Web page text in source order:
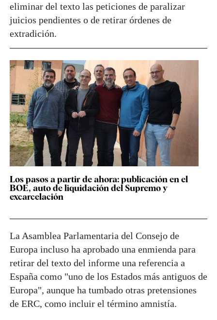
eliminar del texto las peticiones de paralizar
juicios pendientes o de retirar órdenes de
extradición.
Los pasos a partir de ahora: publicación en el
BOE, auto de liquidación del Supremo y
excarcelación
La Asamblea Parlamentaria del Consejo de
Europa incluso ha aprobado una enmienda para
retirar del texto del informe una referencia a
España como "uno de los Estados más antiguos de
Europa", aunque ha tumbado otras pretensiones
de ERC, como incluir el término amnistía.